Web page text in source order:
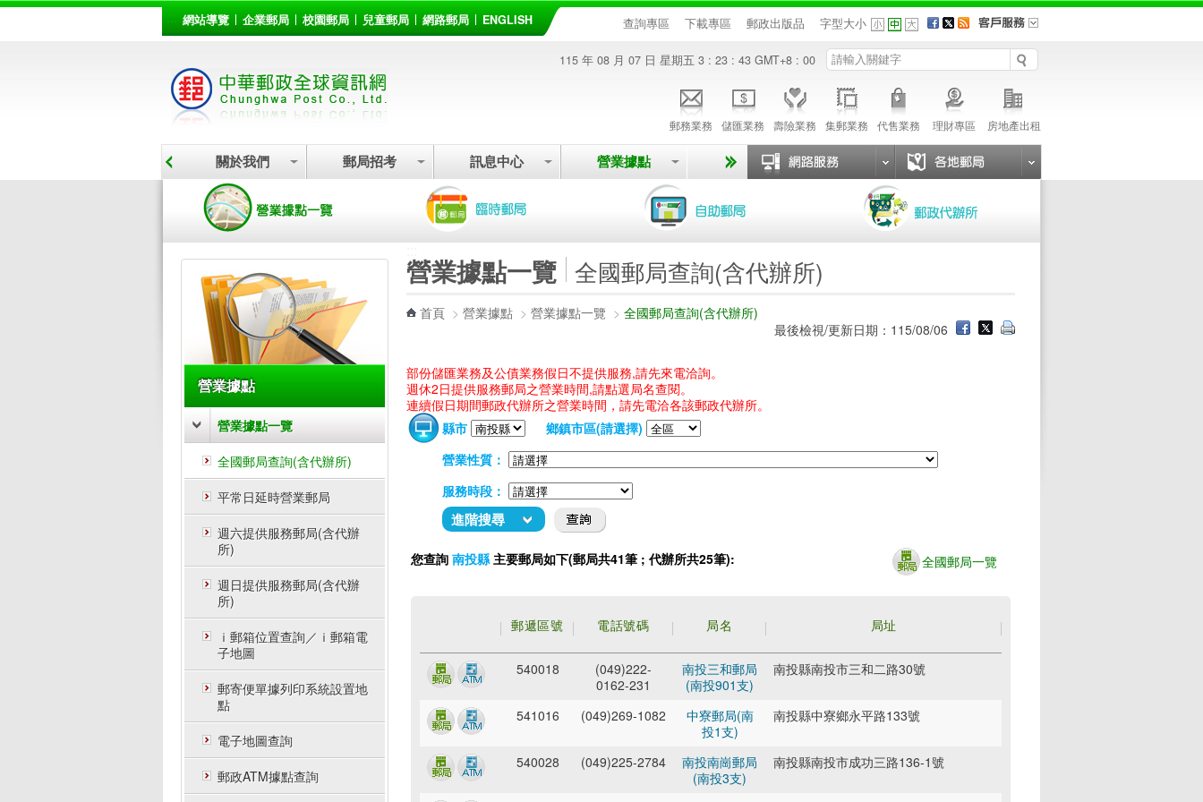
::: 網站導覽 企業郵局 校園郵局 兒童郵局 網路郵局 ENGLISH 查詢專區 下載專區 郵政出版品 字型大小
115 年 08 月 07 日 星期五 3 : 23 : 43 GMT+8 : 00
郵務業務 儲匯業務 壽險業務 集郵業務 代售業務 理財專區 房地產出租
關於我們 郵局招考 訊息中心 營業據點
營業據點
營業據點一覽
全國郵局查詢(含代辦所)
平常日延時營業郵局
週六提供服務郵局(含代辦
所)
週日提供服務郵局(含代辦
所)
ｉ郵箱位置查詢／ｉ郵箱電
子地圖
郵寄便單據列印系統設置地
點
電子地圖查詢
郵政ATM據點查詢
營業據點一覽 全國郵局查詢(含代辦所)
首頁 > 營業據點 > 營業據點一覽 > 全國郵局查詢(含代辦所)
最後檢視/更新日期：115/08/06
部份儲匯業務及公債業務假日不提供服務,請先來電洽詢。
週休2日提供服務郵局之營業時間,請點選局名查閱。
連續假日期間郵政代辦所之營業時間，請先電洽各該郵政代辦所。
縣市
鄉鎮市區(請選擇)
營業性質：
服務時段：
進階搜尋
您查詢 南投縣 主要郵局如下(郵局共41筆 ; 代辦所共25筆): 全國郵局一覽
郵遞區號 電話號碼 局名 局址
540018
(049)222-
0162-231
南投三和郵局
(南投901支)
南投縣南投市三和二路30號
541016 (049)269-1082
中寮郵局(南
投1支)
南投縣中寮鄉永平路133號
540028 (049)225-2784
南投南崗郵局
(南投3支)
南投縣南投市成功三路136-1號